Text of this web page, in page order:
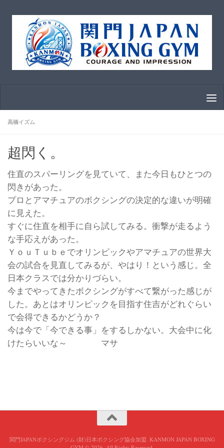
コンテンツへスキップ
高橋イズム
超閃く。
住直のスパーリングを見ていて、また今日もひとつの
閃きがあった。
プロとアマチュアのボクシングの決定的な違いが明確
に見えた。
すぐに住直を相手に自ら試してみる。衝撃が走るよう
な手応えがあった。
ＹｏｕＴｕｂｅでオリンピックやアマチュアの世界大
会の試合を見直してみるが、やはり！という感じ。全
日本クラスでは分かりづらい。
今までやってきたボクシングがすべて繋がった感じが
した。あとはオリンピックを目指す住吉がどれぐらい
で会得できるかどうか？
今は今で「今できる事」をするしかない。大会中に化
けたらいいな～ マサ
関門JAPANボクシングジム (財)日本ボクシング協会加盟. KANMON JAPAN BOXING